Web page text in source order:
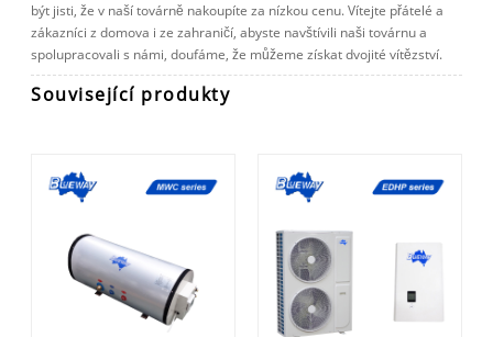
být jisti, že v naší továrně nakoupíte za nízkou cenu. Vítejte přátelé a
zákazníci z domova i ze zahraničí, abyste navštívili naši továrnu a
spolupracovali s námi, doufáme, že můžeme získat dvojité vítězství.
Související produkty